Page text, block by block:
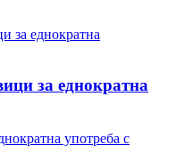
за еднократна